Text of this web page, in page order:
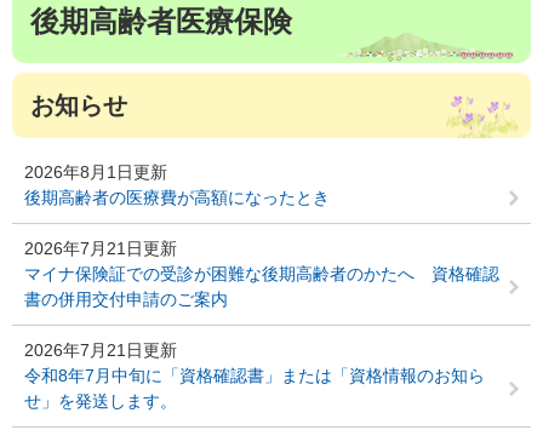
へ
後期高齢者医療保険
お知らせ
2026年8月1日更新
後期高齢者の医療費が高額になったとき
2026年7月21日更新
マイナ保険証での受診が困難な後期高齢者のかたへ 資格確認
書の併用交付申請のご案内
2026年7月21日更新
令和8年7月中旬に「資格確認書」または「資格情報のお知ら
せ」を発送します。